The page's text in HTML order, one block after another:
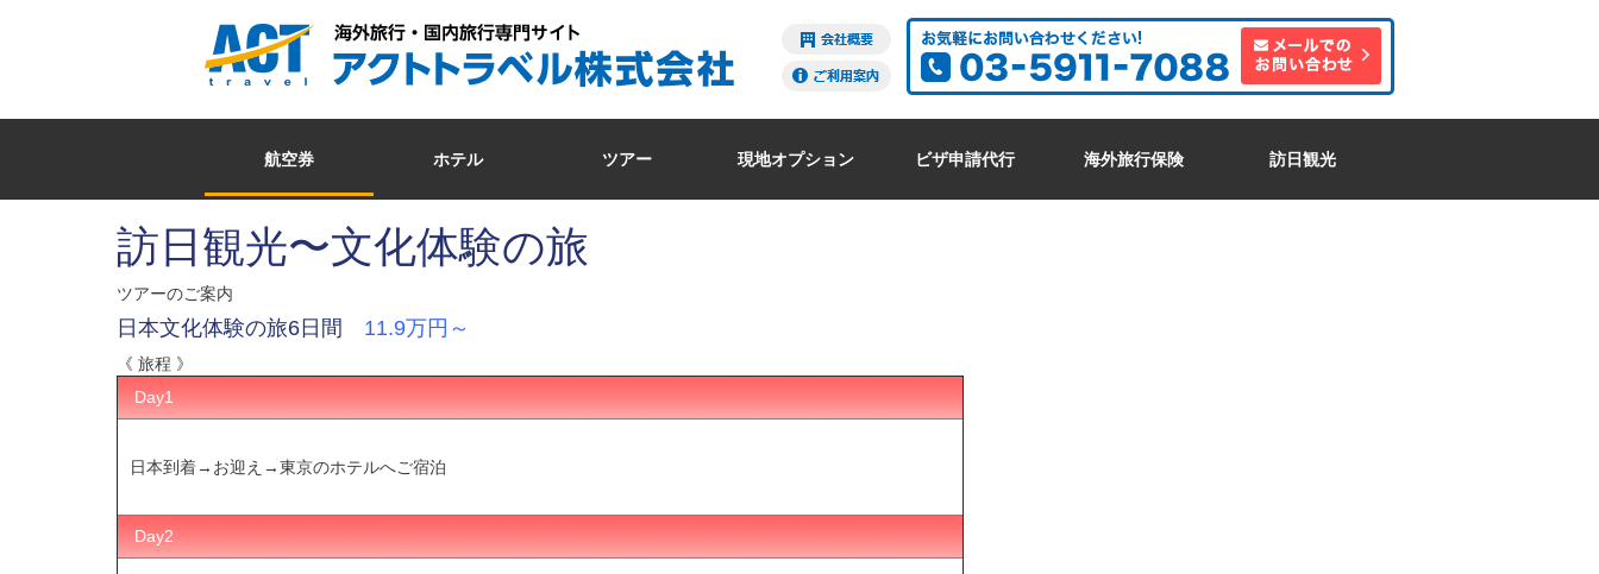
航空券 ホテル ツアー 現地オプション ビザ申請代行 海外旅行保険 訪日観光
訪日観光〜文化体験の旅
ツアーのご案内
日本文化体験の旅6日間 11.9万円～
《 旅程 》
Day1
日本到着→お迎え→東京のホテル​へご宿泊
Day2